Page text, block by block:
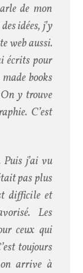
de mon
idées, j’y
web aussi.
écrits pour
books
y trouve
C’est
Puis j’ai vu
pas plus
difficile et
Les
ceux qui
toujours
arrive à